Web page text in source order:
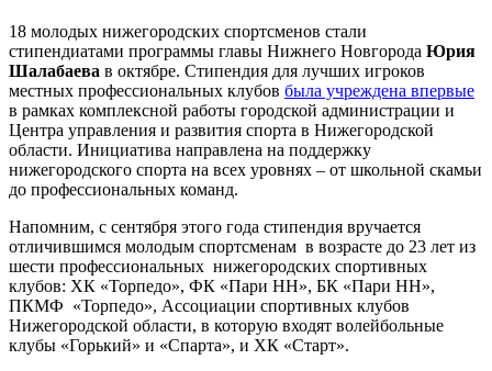
18 молодых нижегородских спортсменов стали
стипендиатами программы главы Нижнего Новгорода Юрия
Шалабаева в октябре. Стипендия для лучших игроков
местных профессиональных клубов была учреждена впервые
в рамках комплексной работы городской администрации и
Центра управления и развития спорта в Нижегородской
области. Инициатива направлена на поддержку
нижегородского спорта на всех уровнях – от школьной скамьи
до профессиональных команд.
Напомним, с сентября этого года стипендия вручается
отличившимся молодым спортсменам в возрасте до 23 лет из
шести профессиональных нижегородских спортивных
клубов: ХК «Торпедо», ФК «Пари НН», БК «Пари НН»,
ПКМФ «Торпедо», Ассоциации спортивных клубов
Нижегородской области, в которую входят волейбольные
клубы «Горький» и «Спарта», и ХК «Старт».